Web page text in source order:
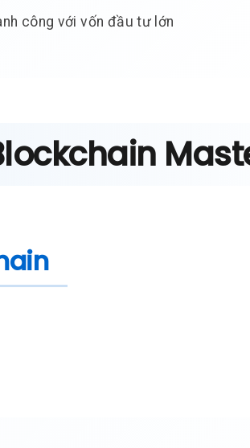
công với vốn đầu tư lớn